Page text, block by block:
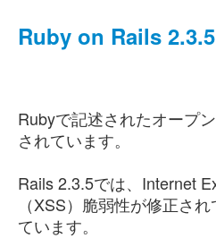
Ruby on Rails 2.3.5
Rubyで記述されたオープ
されています。
Rails 2.3.5では、Internet
（XSS）脆弱性が修正さ
ています。